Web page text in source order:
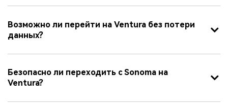
Возможно ли перейти на Ventura без потери
данных?
Безопасно ли переходить с Sonoma на
Ventura?